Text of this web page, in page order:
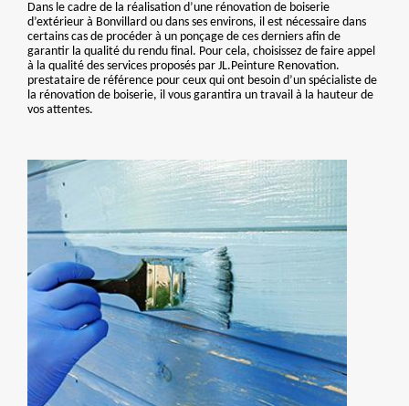
Dans le cadre de la réalisation d’une rénovation de boiserie
d’extérieur à Bonvillard ou dans ses environs, il est nécessaire dans
certains cas de procéder à un ponçage de ces derniers afin de
garantir la qualité du rendu final. Pour cela, choisissez de faire appel
à la qualité des services proposés par JL.Peinture Renovation.
prestataire de référence pour ceux qui ont besoin d’un spécialiste de
la rénovation de boiserie, il vous garantira un travail à la hauteur de
vos attentes.